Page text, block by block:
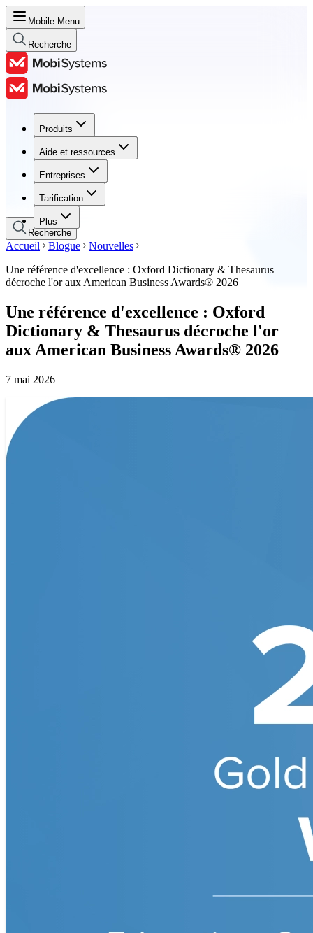
Mobile Menu
Recherche
Produits
Aide et ressources
Entreprises
Tarification
Plus
Produits
Aide et ressources
Entreprises
Tarification
Recherche
Accueil Blogue
Nouvelles
Une référence d'excellence : Oxford Dictionary & Thesaurus
décroche l'or aux American Business Awards® 2026
Une référence d'excellence : Oxford
Dictionary & Thesaurus décroche l'or
aux American Business Awards® 2026
7 mai 2026